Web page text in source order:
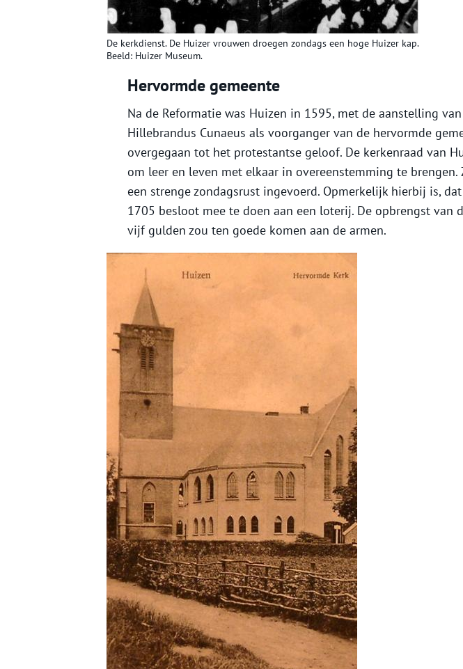
De kerkdienst. De Huizer vrouwen droegen zondags een hoge Huizer kap.
Beeld: Huizer Museum.
Hervormde gemeente
Na de Reformatie was Huizen in 1595, met de aanstelling
Hillebrandus Cunaeus als voorganger van de hervormde
overgegaan tot het protestantse geloof. De kerkenraad van
om leer en leven met elkaar in overeenstemming te brengen.
een strenge zondagsrust ingevoerd. Opmerkelijk hierbij is,
1705 besloot mee te doen aan een loterij. De opbrengst van
vijf gulden zou ten goede komen aan de armen.